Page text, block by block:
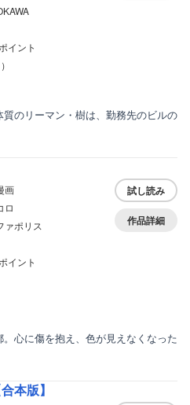
イント
）
のリーマン・樹は、勤務先のビルの
画
ロ
ァポリス
イント
試し読み
作品詳細
心に傷を抱え、色が見えなくなった
本版】